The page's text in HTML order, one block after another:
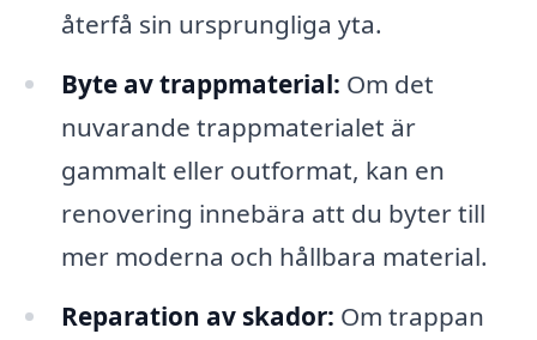
återfå sin ursprungliga yta.
Byte av trappmaterial: Om det
nuvarande trappmaterialet är
gammalt eller outformat, kan en
renovering innebära att du byter till
mer moderna och hållbara material.
Reparation av skador: Om trappan